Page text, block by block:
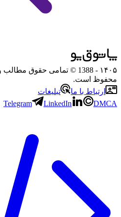
۱۴۰۵
- 1388 © تمامی حقوق
محفوظ است.
ارتباط با ما
تبلیغات
Telegram
LinkedIn DMCA